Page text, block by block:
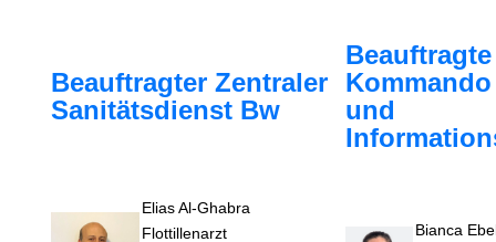
Beauftragter Zentraler
Sanitätsdienst Bw
Beauftragte
und
Elias Al-Ghabra
Flottillenarzt
Bianca